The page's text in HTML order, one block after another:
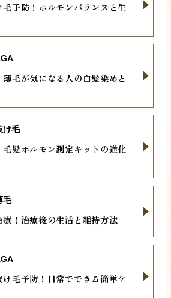
予防！ホルモンバランスと生
毛が気になる人の白髪染めと
髪ホルモン測定キットの進化
け毛
！治療後の生活と維持方法
毛
毛予防！日常でできる簡単ケ